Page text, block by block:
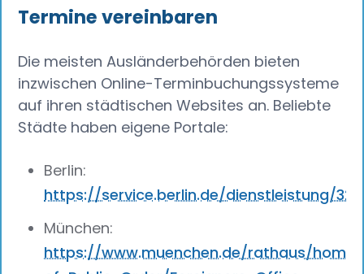
Termine vereinbaren
Die meisten Ausländerbehörden bieten
inzwischen Online-Terminbuchungssysteme
auf ihren städtischen Websites an. Beliebte
Städte haben eigene Portale:
Berlin:
https://service.berlin.de/dienstleistung/
München:
https://www.muenchen.de/rathaus/